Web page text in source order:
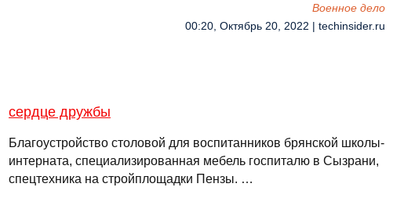
Военное дело
00:20, Октябрь 20, 2022 | techinsider.ru
сердце дружбы
Благоустройство столовой для воспитанников брянской школы-
интерната, специализированная мебель госпиталю в Сызрани,
спецтехника на стройплощадки Пензы. …